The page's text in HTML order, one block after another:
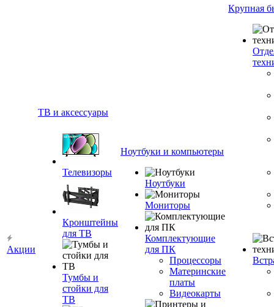
Акции
ТВ и аксессуары
Телевизоры
Кронштейны
для ТВ
Тумбы и
стойки для
ТВ
Ноутбуки и компьютеры
Ноутбуки
Мониторы
Комплектующие
для ПК
Процессоры
Материнские
платы
Видеокарты
Крупная